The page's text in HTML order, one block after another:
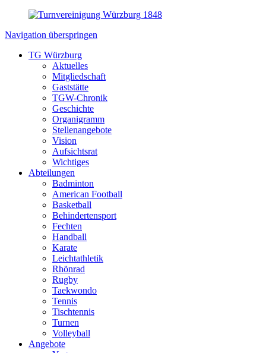
Navigation überspringen
TG Würzburg
Aktuelles
Mitgliedschaft
Gaststätte
TGW-Chronik
Geschichte
Organigramm
Stellenangebote
Vision
Aufsichtsrat
Wichtiges
Abteilungen
Badminton
American Football
Basketball
Behindertensport
Fechten
Handball
Karate
Leichtathletik
Rhönrad
Rugby
Taekwondo
Tennis
Tischtennis
Turnen
Volleyball
Angebote